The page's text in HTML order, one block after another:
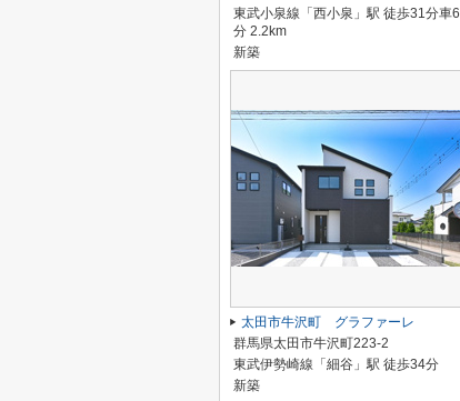
東武小泉線「西小泉」駅 徒歩31分車6
分 2.2km
新築
太田市牛沢町 グラファーレ
群馬県太田市牛沢町223-2
東武伊勢崎線「細谷」駅 徒歩34分
新築